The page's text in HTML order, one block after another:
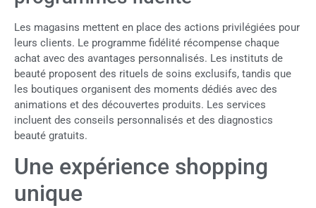
Les magasins mettent en place des actions privilégiées pour
leurs clients. Le programme fidélité récompense chaque
achat avec des avantages personnalisés. Les instituts de
beauté proposent des rituels de soins exclusifs, tandis que
les boutiques organisent des moments dédiés avec des
animations et des découvertes produits. Les services
incluent des conseils personnalisés et des diagnostics
beauté gratuits.
Une expérience shopping
unique